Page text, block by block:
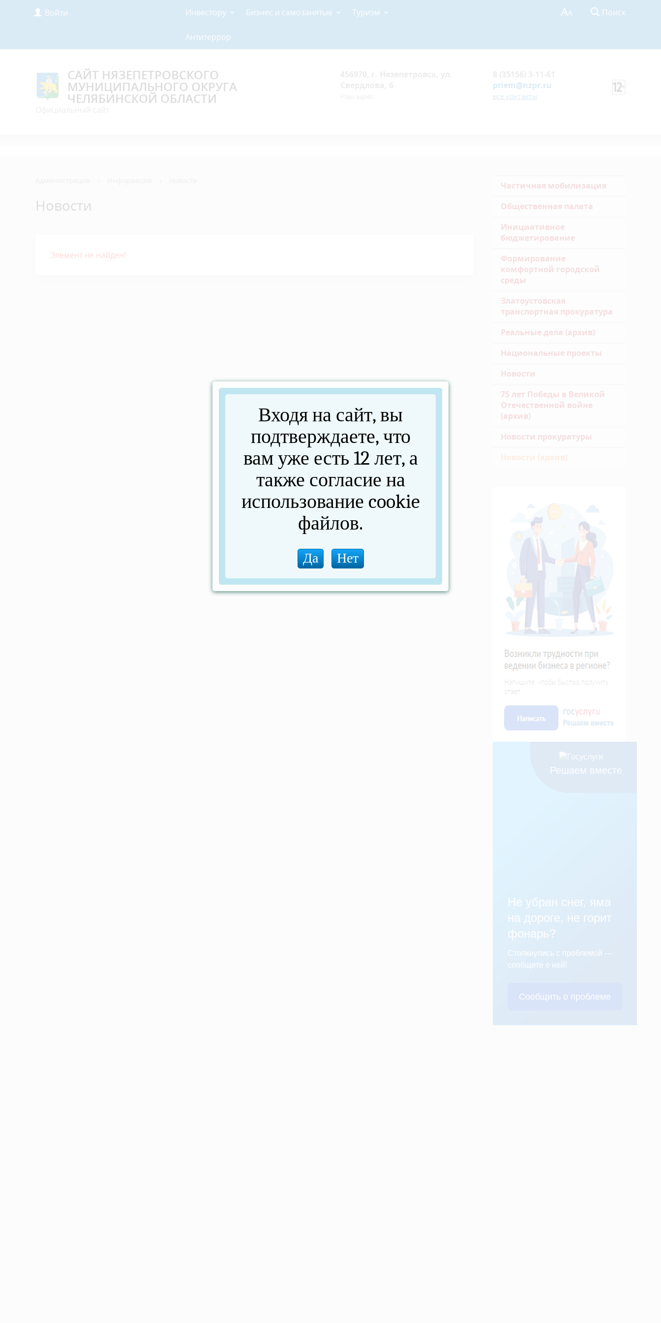
Войти Инвестору Бизнес и самозанятые Туризм
Антитеррор
Поиск
САЙТ НЯЗЕПЕТРОВСКОГО
МУНИЦИПАЛЬНОГО ОКРУГА
ЧЕЛЯБИНСКОЙ ОБЛАСТИ
priem@nzpr.ru
все контакты
Новости
Элемент не найден!
Частичная мобилизация
Общественная палата
Инициативное
бюджетирование
Формирование
комфортной городской
среды
Златоустовская
транспортная прокуратура
Реальные дела (архив)
Национальные проекты
Новости
75 лет Победы в Великой
Отечественной войне
(архив)
Новости прокуратуры
Новости (архив)
Решаем вместе
Не убран снег, яма
на дороге, не горит
фонарь?
Столкнулись с проблемой —
сообщите о ней!
Сообщить о проблеме
Входя на сайт, вы
подтверждаете, что
вам уже есть 12 лет, а
также согласие на
использование cookie
файлов.